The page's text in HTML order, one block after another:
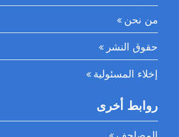
من نحن
حقوق النشر
إخلاء المسئولية
روابط أخرى